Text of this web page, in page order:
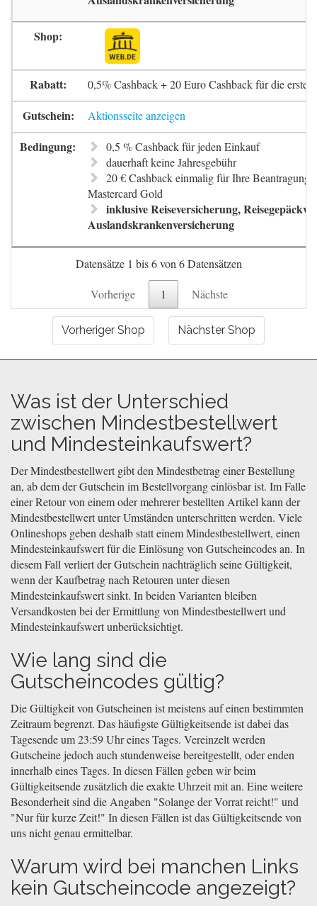
0,5% Cashback + 20 Euro Cashback für die erste
Aktionsseite anzeigen
0,5 % Cashback für jeden Einkauf
dauerhaft keine Jahresgebühr
20 € Cashback einmalig für Ihre Beantragung
Mastercard Gold
inklusive Reiseversicherung,
Auslandskrankenversicherung
Datensätze 1 bis 6 von 6 Datensätzen
Vorherige 1 Nächste
Vorheriger Shop Nächster Shop
Was ist der Unterschied
zwischen Mindestbestellwert
und Mindesteinkaufswert?
Der Mindestbestellwert gibt den Mindestbetrag einer Bestellung
an, ab dem der Gutschein im Bestellvorgang einlösbar ist. Im Falle
einer Retour von einem oder mehrerer bestellten Artikel kann der
Mindestbestellwert unter Umständen unterschritten werden. Viele
Onlineshops geben deshalb statt einem Mindestbestellwert, einen
Mindesteinkaufswert für die Einlösung von Gutscheincodes an. In
diesem Fall verliert der Gutschein nachträglich seine Gültigkeit,
wenn der Kaufbetrag nach Retouren unter diesen
Mindesteinkaufswert sinkt. In beiden Varianten bleiben
Versandkosten bei der Ermittlung von Mindestbestellwert und
Mindesteinkaufswert unberücksichtigt.
Wie lang sind die
Gutscheincodes gültig?
Die Gültigkeit von Gutscheinen ist meistens auf einen bestimmten
Zeitraum begrenzt. Das häufigste Gültigkeitsende ist dabei das
Tagesende um 23:59 Uhr eines Tages. Vereinzelt werden
Gutscheine jedoch auch stundenweise bereitgestellt, oder enden
innerhalb eines Tages. In diesen Fällen geben wir beim
Gültigkeitsende zusätzlich die exakte Uhrzeit mit an. Eine weitere
Besonderheit sind die Angaben "Solange der Vorrat reicht!" und
"Nur für kurze Zeit!" In diesen Fällen ist das Gültigkeitsende von
uns nicht genau ermittelbar.
Warum wird bei manchen Links
kein Gutscheincode angezeigt?